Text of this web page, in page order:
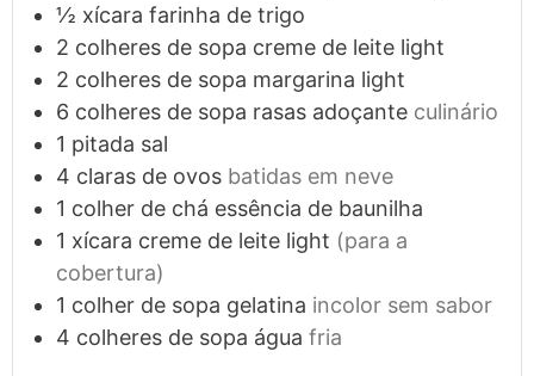
½ xícara farinha de trigo
2 colheres de sopa creme de leite light
2 colheres de sopa margarina light
6 colheres de sopa rasas adoçante culinário
1 pitada sal
4 claras de ovos batidas em neve
1 colher de chá essência de baunilha
1 xícara creme de leite light (para a
cobertura)
1 colher de sopa gelatina incolor sem sabor
4 colheres de sopa água fria